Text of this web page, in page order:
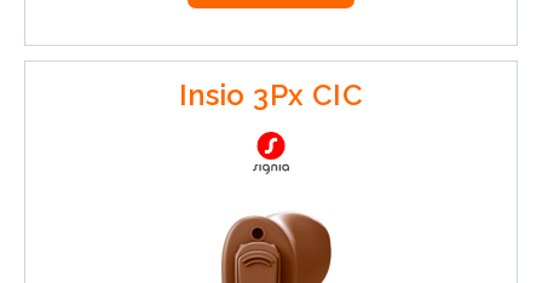
Insio 3Px CIC